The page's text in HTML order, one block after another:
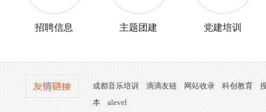
招聘信息 主题团建 党建培训
成都音乐培训 滴滴友链 网站收录 科创教育
本
alevel